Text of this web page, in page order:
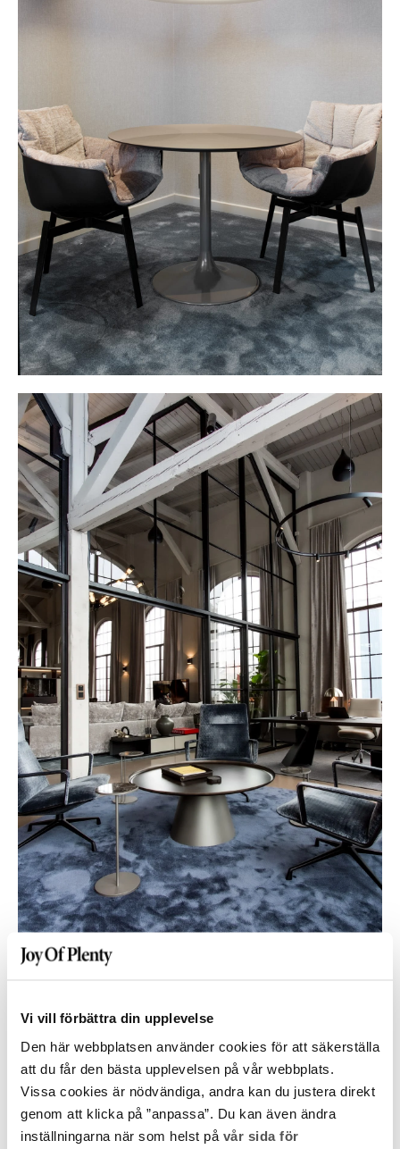
Vi vill förbättra din upplevelse
Den här webbplatsen använder cookies för att säkerställa
att du får den bästa upplevelsen på vår webbplats.
Vissa cookies är nödvändiga, andra kan du justera direkt
genom att klicka på ”anpassa”. Du kan även ändra
inställningarna när som helst på vår sida för